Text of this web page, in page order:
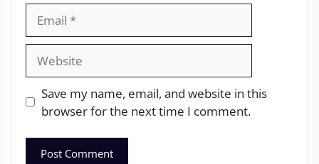
Save my name, email, and website in this
browser for the next time I comment.